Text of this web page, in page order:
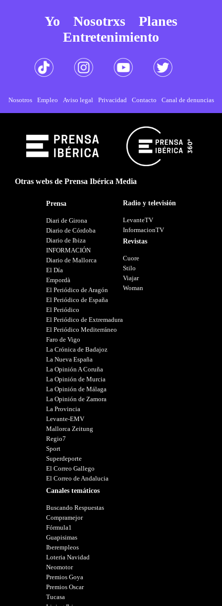
Yo Nosotrxs
Planes
Entretenimiento
Nosotros Empleo Aviso legal Privacidad Contacto Canal de denuncias
Otras webs de Prensa Ibérica Media
Prensa
Diari de Girona
Diario de Córdoba
Diario de Ibiza
INFORMACIÓN
Diario de Mallorca
El Día
Empordà
El Periódico de Aragón
El Periódico de España
El Periódico
El Periódico de Extremadura
El Periódico Mediterráneo
Faro de Vigo
La Crónica de Badajoz
La Nueva España
La Opinión A Coruña
La Opinión de Murcia
La Opinión de Málaga
La Opinión de Zamora
La Provincia
Levante-EMV
Mallorca Zeitung
Regio7
Sport
Superdeporte
El Correo Gallego
El Correo de Andalucia
Canales temáticos
Buscando Respuestas
Compramejor
Fórmula1
Guapisimas
Iberempleos
Loteria Navidad
Neomotor
Premios Goya
Premios Oscar
Tucasa
Radio y televisión
LevanteTV
InformacionTV
Revistas
Cuore
Stilo
Viajar
Woman